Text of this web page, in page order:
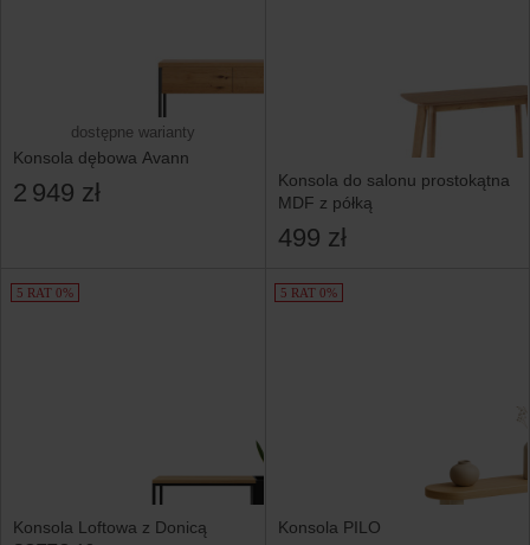
dostępne warianty
Konsola dębowa Avann
2 949 zł
Konsola do salonu prostokątna
MDF z półką
499 zł
5 RAT 0%
Konsola Loftowa z Donicą
5 RAT 0%
Konsola PILO